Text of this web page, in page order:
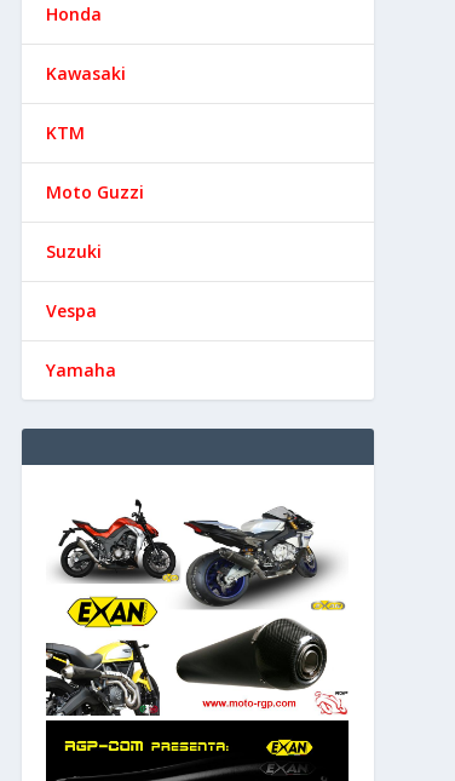
Honda
Kawasaki
KTM
Moto Guzzi
Suzuki
Vespa
Yamaha